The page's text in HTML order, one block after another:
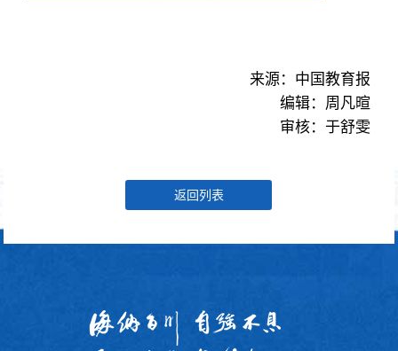
来源：中国教育报
编辑：周凡暄
审核：于舒雯
返回列表